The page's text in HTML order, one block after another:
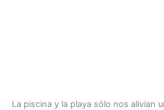
La piscina y la playa sólo nos alivian